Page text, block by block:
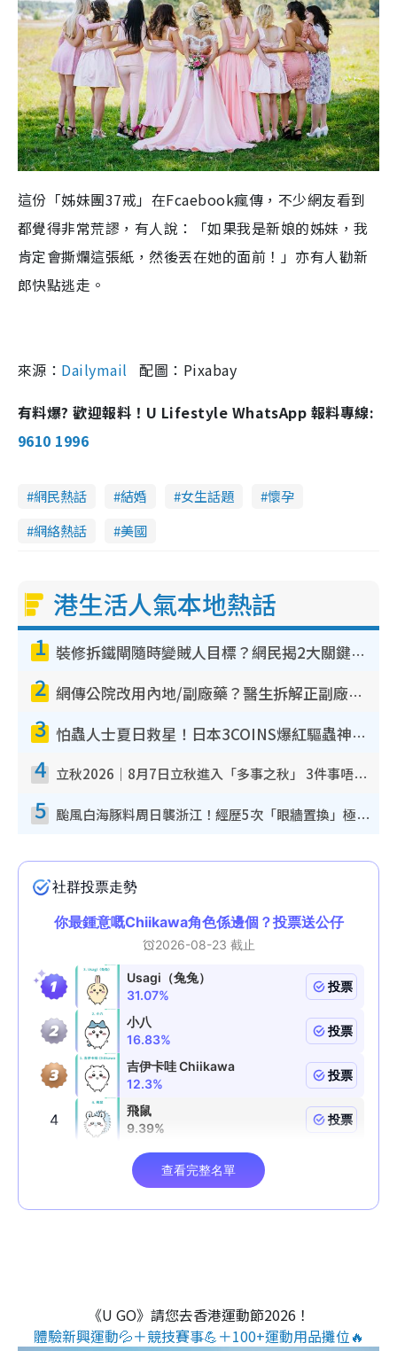
這份「姊妹團37戒」在Fcaebook瘋傳，不少網友看到
都覺得非常荒謬，有人說：「如果我是新娘的姊妹，我
肯定會撕爛這張紙，然後丟在她的面前！」亦有人勸新
郎快點逃走。
來源： Dailymail 配圖：Pixabay
有料爆? 歡迎報料！U Lifestyle WhatsApp 報料專線:
9610 1996
網民熱話 結婚 女生話題
懷孕
網絡熱話
美國
港生活人氣本地熱話
1 裝修拆鐵閘隨時變賊人目標？網民揭2大關鍵用途：裝新式等於白裝？附新舊鐵閘分別
2 網傳公院改用內地/副廠藥？醫生拆解正副廠分別 揭4類人換藥隨時出事
3 怕蟲人士夏日救星！日本3COINS爆紅驅蟲神器$45起 1招「全程免觸碰」輕鬆搞定小強
4 立秋2026｜8月7日立秋進入「多事之秋」 3件事唔做得！專家教6招開運 清枱頭／銀包納氣接好運
5 颱風白海豚料周日襲浙江！經歷5次「眼牆置換」極罕見 成登陸內地最長途颱風
《U GO》請您去香港運動節2026！
體驗新興運動💦＋競技賽事💪＋100+運動用品攤位🔥